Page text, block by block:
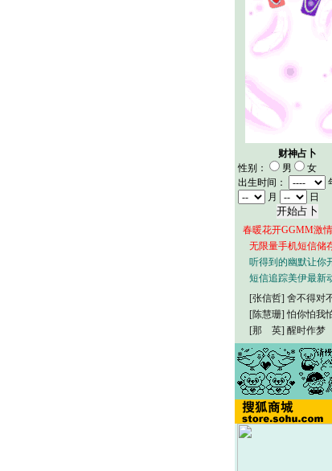
财神占卜
性别：
男
女
出生时间：
月
日
春暖花开GGMM激
无限量手机短信储
听得到的幽默让你
短信追踪美伊最新
[张信哲] 舍不得对
[陈慧珊] 怕你怕我
[那 英] 醒时作梦